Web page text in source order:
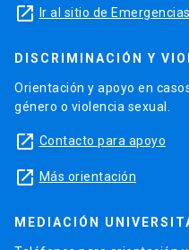
launch Ir al sitio de Emergencias
DISCRIMINACIÓN Y
Orientación y apoyo en
género o violencia sexual.
launch Contacto para apoyo
launch Más orientación
MEDIACIÓN